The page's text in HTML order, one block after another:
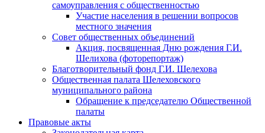
самоуправления с общественностью
Участие населения в решении вопросов
местного значения
Совет общественных объединений
Акция, посвященная Дню рождения Г.И.
Шелихова (фоторепортаж)
Благотворительный фонд Г.И. Шелехова
Общественная палата Шелеховского
муниципального района
Обращение к председателю Общественной
палаты
Правовые акты